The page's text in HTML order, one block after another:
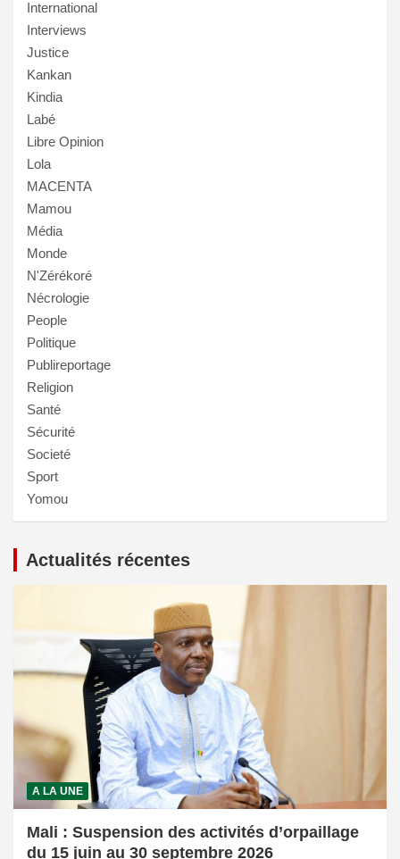
International
Interviews
Justice
Kankan
Kindia
Labé
Libre Opinion
Lola
MACENTA
Mamou
Média
Monde
N'Zérékoré
Nécrologie
People
Politique
Publireportage
Religion
Santé
Sécurité
Societé
Sport
Yomou
Actualités récentes
A LA UNE
Mali : Suspension des activités d’orpaillage
du 15 juin au 30 septembre 2026